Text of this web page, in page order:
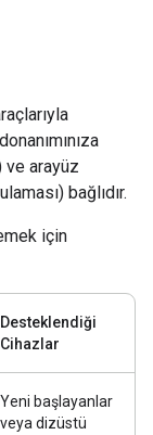
ve arayüz
bağlıdır.
için
Desteklendiği
Cihazlar
Yeni başlayanlar
veya dizüstü